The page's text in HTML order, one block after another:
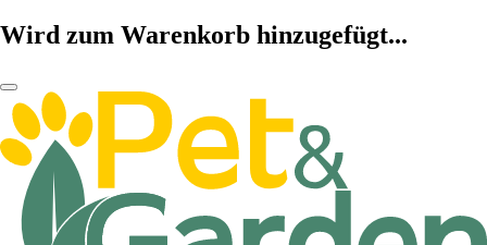
Wird zum Warenkorb hinzugefügt...